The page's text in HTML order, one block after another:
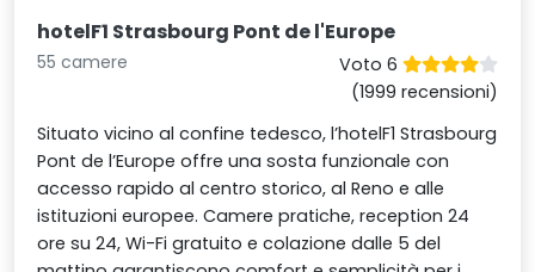
hotelF1 Strasbourg Pont de l'Europe
55 camere
Voto 6
(1999 recensioni)
Situato vicino al confine tedesco, l’hotelF1 Strasbourg
Pont de l’Europe offre una sosta funzionale con
accesso rapido al centro storico, al Reno e alle
istituzioni europee. Camere pratiche, reception 24
ore su 24, Wi-Fi gratuito e colazione dalle 5 del